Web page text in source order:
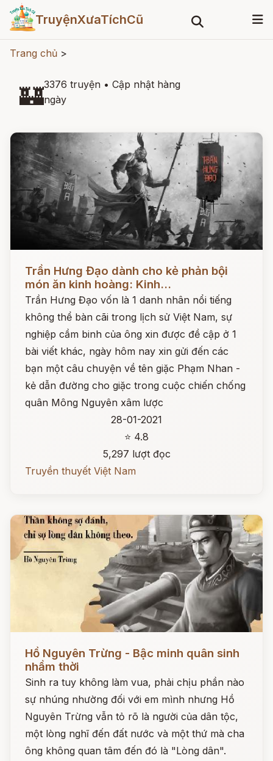
TruyệnXưaTíchCũ
Trang chủ >
🏰3376 truyện • Cập nhật hàng
ngày
Đọc ngay
Trần Hưng Đạo dành cho kẻ phản bội
món ăn kinh hoàng: Kinh...
Trần Hưng Đạo vốn là 1 danh nhân nổi tiếng
không thể bàn cãi trong lịch sử Việt Nam, sự
nghiệp cầm binh của ông xin được đề cập ở 1
bài viết khác, ngày hôm nay xin gửi đến các
bạn một câu chuyện về tên giặc Phạm Nhan -
kẻ dẫn đường cho giặc trong cuộc chiến chống
quân Mông Nguyên xâm lược
28-01-2021
⭐ 4.8
5,297 lượt đọc
Truyền thuyết Việt Nam
Đọc ngay
Hồ Nguyên Trừng - Bậc minh quân sinh
nhầm thời
Sinh ra tuy không làm vua, phải chịu phần nào
sự nhúng nhường đối với em mình nhưng Hồ
Nguyên Trừng vẫn tỏ rõ là người của dân tộc,
một lòng nghĩ đến đất nước và một thứ mà cha
ông không quan tâm đến đó là "Lòng dân".